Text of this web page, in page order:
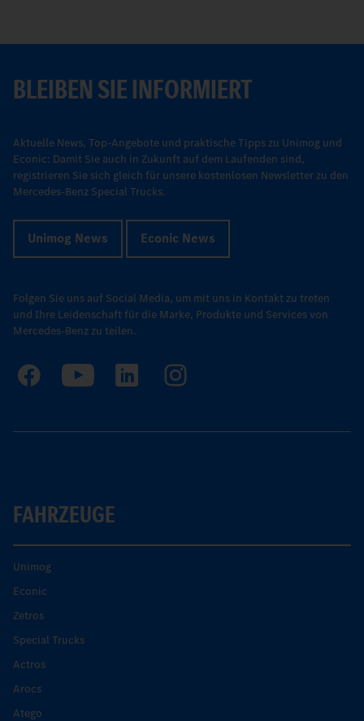
BLEIBEN SIE INFORMIERT
Aktuelle News, Top-Angebote und praktische Tipps zu Unimog und
Econic: Damit Sie auch in Zukunft auf dem Laufenden sind,
registrieren Sie sich gleich für unsere kostenlosen Newsletter zu den
Mercedes-Benz Special Trucks.
Unimog News Econic News
Folgen Sie uns auf Social Media, um mit uns in Kontakt zu treten
und Ihre Leidenschaft für die Marke, Produkte und Services von
Mercedes-Benz zu teilen.
FAHRZEUGE
Unimog
Econic
Zetros
Special Trucks
Actros
Arocs
Atego